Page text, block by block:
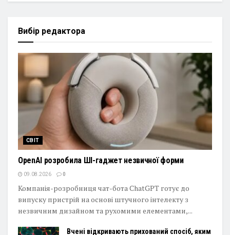
Вибір редактора
СВІТ
OpenAI розробила ШІ-гаджет незвичної форми
09.08.2026 0
Компанія-розробниця чат-бота ChatGPT готує до
випуску пристрій на основі штучного інтелекту з
незвичним дизайном та рухомими елементами,...
Вчені відкривають прихований спосіб, яким